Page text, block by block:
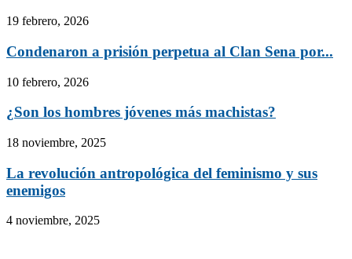
19 febrero, 2026
Condenaron a prisión perpetua al Clan Sena por...
10 febrero, 2026
¿Son los hombres jóvenes más machistas?
18 noviembre, 2025
La revolución antropológica del feminismo y sus
enemigos
4 noviembre, 2025